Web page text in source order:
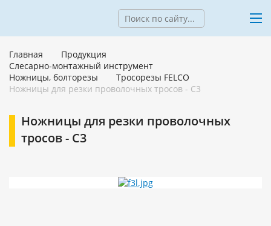
Главная
Продукция
Слесарно-монтажный инструмент
Ножницы, болторезы
Тросорезы FELCO
Ножницы для резки проволочных тросов - С3
Ножницы для резки проволочных
тросов - С3